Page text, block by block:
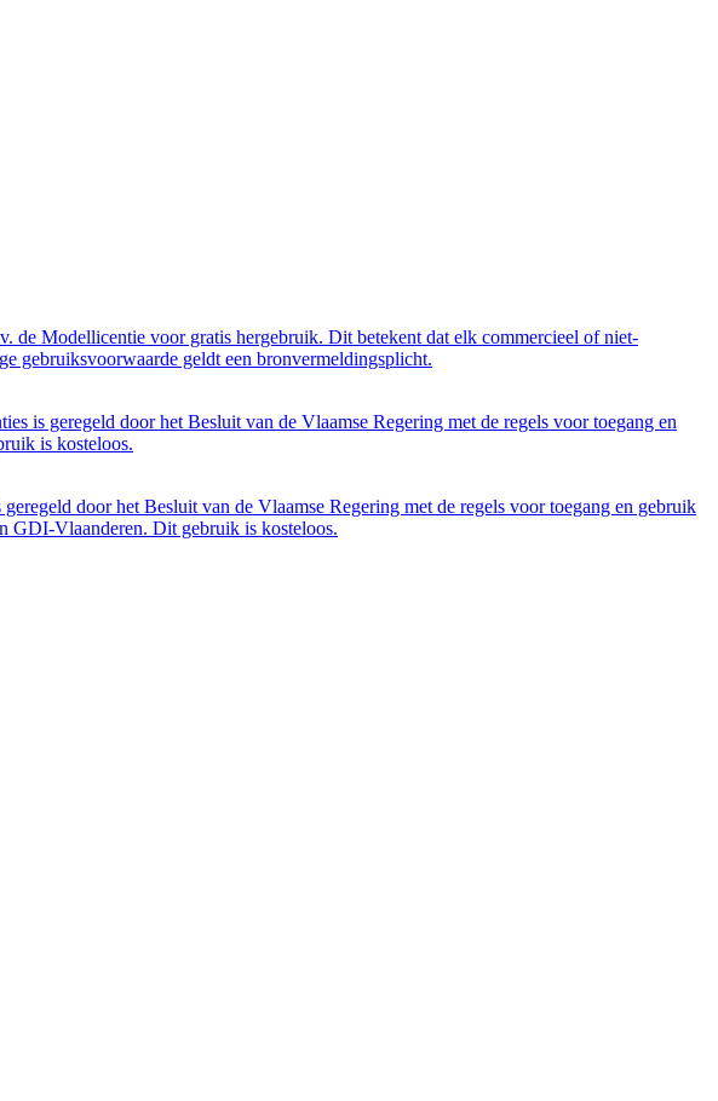
de Modellicentie voor gratis hergebruik. Dit betekent dat elk commercieel of niet-
gebruiksvoorwaarde geldt een bronvermeldingsplicht.
is geregeld door het Besluit van de Vlaamse Regering met de regels voor toegang en
is kosteloos.
door het Besluit van de Vlaamse Regering met de regels voor toegang en gebruik
GDI-Vlaanderen. Dit gebruik is kosteloos.